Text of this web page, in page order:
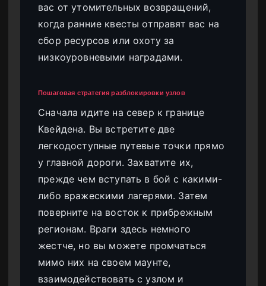
вас от утомительных возвращений,
когда ранние квесты отправят вас на
сбор ресурсов или охоту за
низкоуровневыми наградами.
Пошаговая стратегия разблокировки узлов
Сначала идите на север к границе
Квейдена. Вы встретите две
легкодоступные путевые точки прямо
у главной дороги. Захватите их,
прежде чем вступать в бой с какими-
либо вражескими лагерями. Затем
поверните на восток к прибрежным
регионам. Враги здесь немного
жестче, но вы можете промчаться
мимо них на своем маунте,
взаимодействовать с узлом и